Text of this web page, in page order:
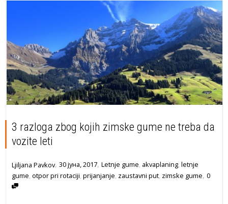
3 razloga zbog kojih zimske gume ne treba da
vozite leti
Ljiljana Pavkov, 30 јуна, 2017, Letnje gume, akvaplaning, letnje
gume, otpor pri rotaciji, prijanjanje, zaustavni put, zimske gume, 0